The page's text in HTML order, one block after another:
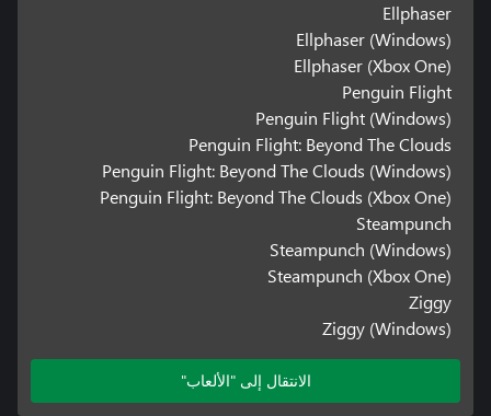
Ellphaser
Ellphaser (Windows)
Ellphaser (Xbox One)
Penguin Flight
Penguin Flight (Windows)
Penguin Flight: Beyond The Clouds
Penguin Flight: Beyond The Clouds (Windows)
Penguin Flight: Beyond The Clouds (Xbox One)
Steampunch
Steampunch (Windows)
Steampunch (Xbox One)
Ziggy
Ziggy (Windows)
الانتقال إلى "الألعاب"